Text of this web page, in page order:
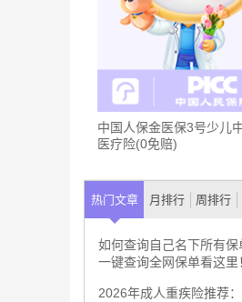
中国人保金医保3号少儿
医疗险(0免赔)
热门文章 月排行 周排行
如何查询自己名下所有保
一键查询全网保单看这里
2026年成人重疾险推荐